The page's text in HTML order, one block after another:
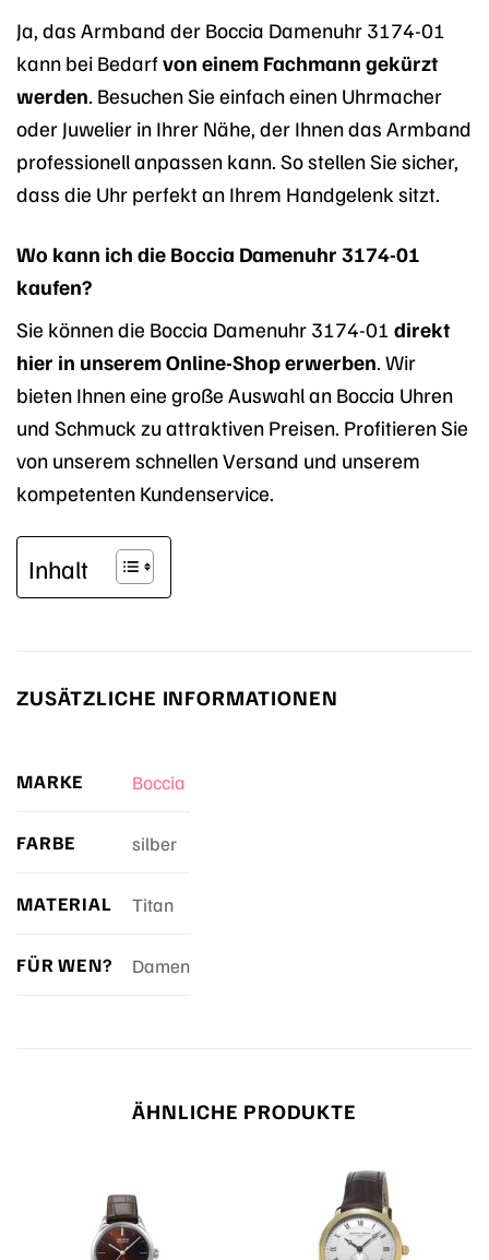
Ja, das Armband der Boccia Damenuhr 3174-01
kann bei Bedarf von einem Fachmann gekürzt
werden . Besuchen Sie einfach einen Uhrmacher
oder Juwelier in Ihrer Nähe, der Ihnen das Armband
professionell anpassen kann. So stellen Sie sicher,
dass die Uhr perfekt an Ihrem Handgelenk sitzt.
Wo kann ich die Boccia Damenuhr 3174-01
kaufen?
Sie können die Boccia Damenuhr 3174-01 direkt
hier in unserem Online-Shop erwerben. Wir
bieten Ihnen eine große Auswahl an Boccia Uhren
und Schmuck zu attraktiven Preisen. Profitieren Sie
von unserem schnellen Versand und unserem
kompetenten Kundenservice.
Inhalt
ZUSÄTZLICHE INFORMATIONEN
MARKE Boccia
FARBE silber
MATERIAL Titan
FÜR WEN? Damen
ÄHNLICHE PRODUKTE